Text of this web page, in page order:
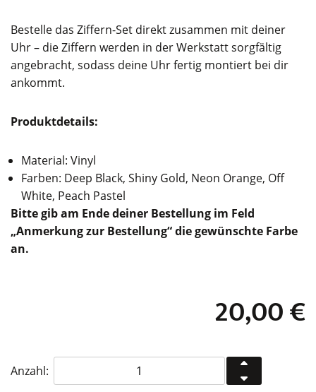
Bestelle das Ziffern-Set direkt zusammen mit deiner
Uhr – die Ziffern werden in der Werkstatt sorgfältig
angebracht, sodass deine Uhr fertig montiert bei dir
ankommt.
Produktdetails:
Material: Vinyl
Farben: Deep Black, Shiny Gold, Neon Orange, Off
White, Peach Pastel
Bitte gib am Ende deiner Bestellung im Feld
„Anmerkung zur Bestellung“ die gewünschte Farbe
an.
20,00€
Anzahl:
Zeitanzeige